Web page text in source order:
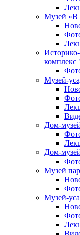
Музей «В
комплекс
Музей-
Дом-
Дом-
Музей
Музей-